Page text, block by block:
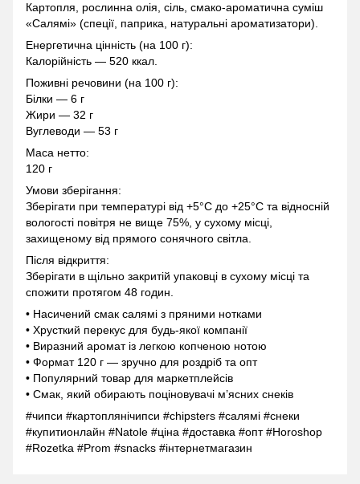
Картопля, рослинна олія, сіль, смако-ароматична суміш
«Салямі» (спеції, паприка, натуральні ароматизатори).
Енергетична цінність (на 100 г):
Калорійність — 520 ккал.
Поживні речовини (на 100 г):
Білки — 6 г
Жири — 32 г
Вуглеводи — 53 г
Маса нетто:
120 г
Умови зберігання:
Зберігати при температурі від +5°C до +25°C та відносній
вологості повітря не вище 75%, у сухому місці,
захищеному від прямого сонячного світла.
Після відкриття:
Зберігати в щільно закритій упаковці в сухому місці та
спожити протягом 48 годин.
• Насичений смак салямі з пряними нотками
• Хрусткий перекус для будь-якої компанії
• Виразний аромат із легкою копченою нотою
• Формат 120 г — зручно для роздріб та опт
• Популярний товар для маркетплейсів
• Смак, який обирають поціновувачі м’ясних снеків
#чипси #картоплянічипси #chipsters #салямі #снеки
#купитионлайн #Natole #ціна #доставка #опт #Horoshop
#Rozetka #Prom #snacks #інтернетмагазин